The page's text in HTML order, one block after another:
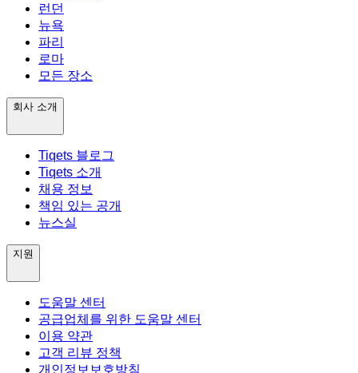
런던
뉴욕
파리
로마
모든 장소
회사 소개
Tiqets 블로그
Tiqets 소개
채용 정보
책임 있는 공개
뉴스실
지원
도움말 센터
공급업체를 위한 도움말 센터
이용 약관
고객 리뷰 정책
개인정보보호방침